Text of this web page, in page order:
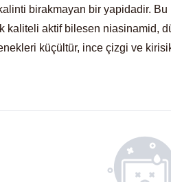
birakmayan bir yapidadir.
aktif bilesen niasinamid,
küçültür, ince çizgi ve